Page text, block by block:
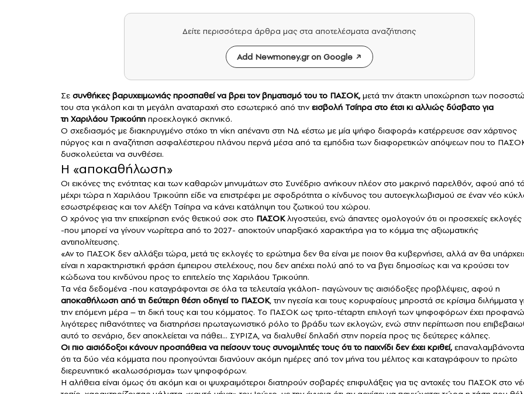
Δείτε περισσότερα άρθρα μας στα αποτελέσματα αναζήτησης
Add Newmoney.gr on Google
Σε συνθήκες βαρυχειμωνιάς προσπαθεί να βρει τον βηματισμό του το ΠΑΣΟΚ,μετά την άτακτη υποχώρηση των
του στα γκάλοπ και τη μεγάλη αναταραχή στο εσωτερικό από τηνεισβολή Τσίπρα στο έτσι κι αλλιώς δύσβατο για
τη Χαριλάου Τρικούπη προεκλογικό σκηνικό.
Ο σχεδιασμός με διακηρυγμένο στόχο τη νίκη απέναντι στη ΝΔ «έστω με μία ψήφο διαφορά» κατέρρευσε σαν χάρτινος
πύργος και η αναζήτηση ασφαλέστερου πλάνου περνά μέσα από τα εμπόδια των διαφορετικών απόψεων που το
δυσκολεύεται να συνθέσει.
Η «αποκαθήλωση»
Οι εικόνες της ενότητας και των καθαρών μηνυμάτων στο Συνέδριο ανήκουν πλέον στο μακρινό παρελθόν, αφού από
μέχρι τώρα η Χαριλάου Τρικούπη είδε να επιστρέφει με σφοδρότητα ο κίνδυνος του αυτοεγκλωβισμού σε έναν νέο
εσωστρέφειας και τον Αλέξη Τσίπρα να κάνει κατάληψη του ζωτικού του χώρου.
Ο χρόνος για την επιχείρηση ενός θετικού σοκ στο ΠΑΣΟΚ λιγοστεύει, ενώ άπαντες ομολογούν ότι οι προσεχείς εκλογές
-που μπορεί να γίνουν νωρίτερα από το 2027- αποκτούν υπαρξιακό χαρακτήρα για το κόμμα της αξιωματικής
αντιπολίτευσης.
«Αν το ΠΑΣΟΚ δεν αλλάξει τώρα, μετά τις εκλογές το ερώτημα δεν θα είναι με ποιον θα κυβερνήσει, αλλά αν θα
είναι η χαρακτηριστική φράση έμπειρου στελέχους, που δεν απέχει πολύ από το να βγει δημοσίως και να κρούσει τον
κώδωνα του κινδύνου προς το επιτελείο της Χαριλάου Τρικούπη.
Τα νέα δεδομένα -που καταγράφονται σε όλα τα τελευταία γκάλοπ- παγώνουν τις αισιόδοξες προβλέψεις, αφού η
αποκαθήλωση από τη δεύτερη θέση οδηγεί το ΠΑΣΟΚ, την ηγεσία και τους κορυφαίους μπροστά σε κρίσιμα διλήμματα
την επόμενη μέρα – τη δική τους και του κόμματος. Το ΠΑΣΟΚ ως τριτο-τέταρτη επιλογή των ψηφοφόρων έχει
λιγότερες πιθανότητες να διατηρήσει πρωταγωνιστικό ρόλο το βράδυ των εκλογών, ενώ στην περίπτωση που
αυτό το σενάριο, δεν αποκλείεται να πάθει… ΣΥΡΙΖΑ, να διαλυθεί δηλαδή στην πορεία προς τις δεύτερες κάλπες.
Οι πιο αισιόδοξοι κάνουν προσπάθεια να πείσουν τους συνομιλητές τους ότι το παιχνίδι δεν έχει κριθεί,
ότι τα δύο νέα κόμματα που προηγούνται διανύουν ακόμη ημέρες από τον μήνα του μέλιτος και καταγράφουν το πρώτο
διερευνητικό «καλωσόρισμα» των ψηφοφόρων.
Η αλήθεια είναι όμως ότι ακόμη και οι ψυχραιμότεροι διατηρούν σοβαρές επιφυλάξεις για τις αντοχές του ΠΑΣΟΚ στο